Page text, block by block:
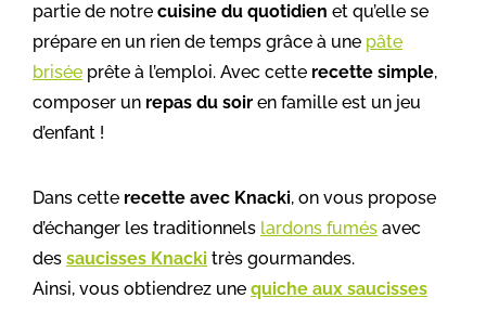
partie de notre cuisine du quotidien et qu’elle se
prépare en un rien de temps grâce à une pâte
brisée prête à l’emploi. Avec cette recette simple,
composer un repas du soir en famille est un jeu
d’enfant !
Dans cette recette avec Knacki, on vous propose
d’échanger les traditionnels lardons fumés avec
des saucisses Knacki très gourmandes.
Ainsi, vous obtiendrez une quiche aux saucisses